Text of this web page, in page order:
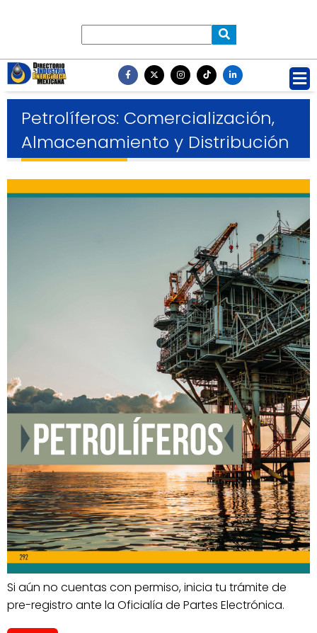
Petrolíferos: Comercialización,
Almacenamiento y Distribución
Si aún no cuentas con permiso, inicia tu trámite de
pre-registro ante la Oficialía de Partes Electrónica.